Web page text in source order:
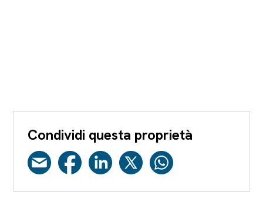
Condividi questa proprietà